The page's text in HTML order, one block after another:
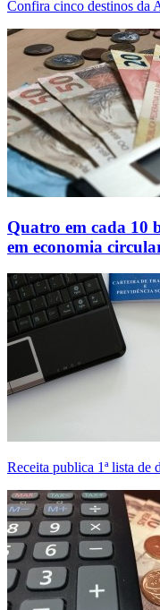
Confira cinco destinos da
Quatro em cada 10
em economia
Receita publica 1ª lista de